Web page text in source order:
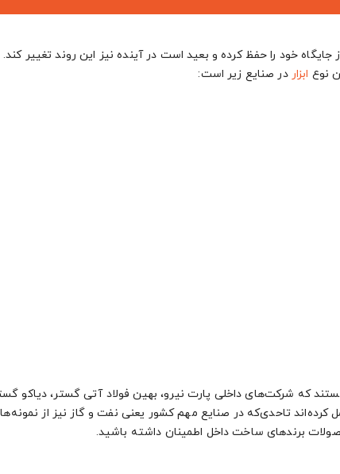
جایگاه خود را حفظ کرده و بعید است در آینده نیز این روند
نوع ابزار در صنایع زیر است:
که شرکت‌های داخلی پارت نیرو، بهین فولاد آتی گستر، دیاکو
تاحدی‌که در صنایع مهم کشور یعنی نفت و گاز نیز از
برندهای ساخت داخل اطمینان داشته باشید.